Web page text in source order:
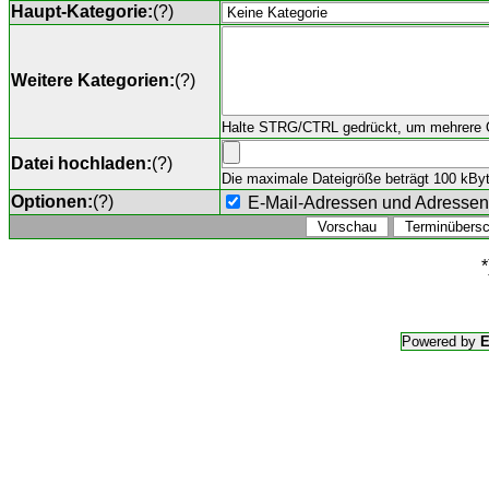
Haupt-Kategorie:(?)
Weitere Kategorien:(?)
Halte STRG/CTRL gedrückt, um mehrere
Datei hochladen:(?)
Die maximale Dateigröße beträgt 100
Optionen:(?) E-Mail-Adressen und
Powered by